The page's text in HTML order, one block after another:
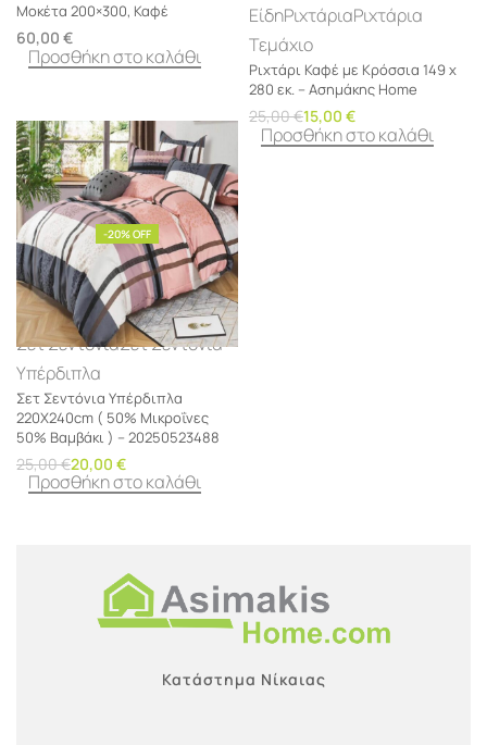
Μοκέτα 200×300, Καφέ
60,00 €
Προσθήκη στο καλάθι
ΕίδηΡιχτάριαΡιχτάρια
Τεμάχιο
Ριχτάρι Καφέ με Κρόσσια 149 x
280 εκ. – Ασημάκης Home
25,00€15,00 €
Προσθήκη στο καλάθι
-20% OFF
Σετ ΣεντόνιαΣετ Σεντόνια
Υπέρδιπλα
Σετ Σεντόνια Υπέρδιπλα
220Χ240cm ( 50% Μικροΐνες
50% Βαμβάκι ) – 20250523488
25,00€20,00 €
Προσθήκη στο καλάθι
Κατάστημα Νίκαιας